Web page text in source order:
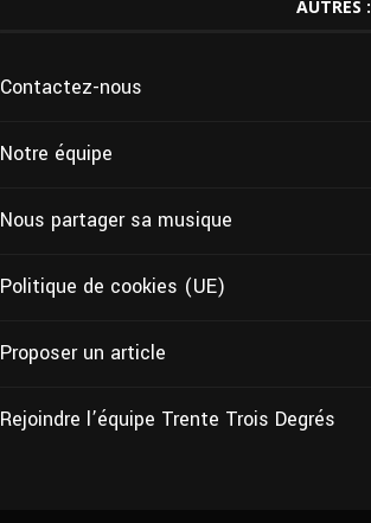
AUTRES :
Contactez-nous
Notre équipe
Nous partager sa musique
Politique de cookies (UE)
Proposer un article
Rejoindre l’équipe Trente Trois Degrés